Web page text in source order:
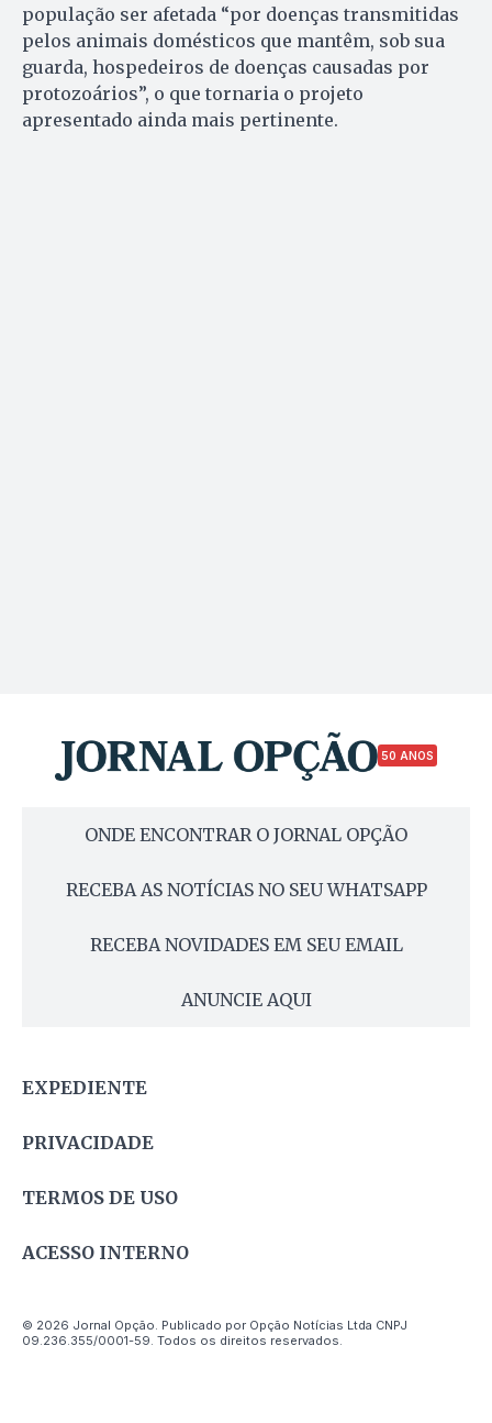
população ser afetada “por doenças transmitidas
pelos animais domésticos que mantêm, sob sua
guarda, hospedeiros de doenças causadas por
protozoários”, o que tornaria o projeto
apresentado ainda mais pertinente.
50 ANOS
ONDE ENCONTRAR O JORNAL OPÇÃO
RECEBA AS NOTÍCIAS NO SEU WHATSAPP
RECEBA NOVIDADES EM SEU EMAIL
ANUNCIE AQUI
EXPEDIENTE
PRIVACIDADE
TERMOS DE USO
ACESSO INTERNO
© 2026 Jornal Opção. Publicado por Opção Notícias Ltda CNPJ
09.236.355/0001-59. Todos os direitos reservados.